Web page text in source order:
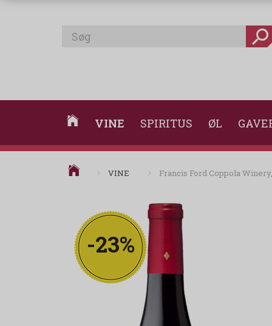
VINE SPIRITUS ØL
VINE Francis Ford Coppola
-23%